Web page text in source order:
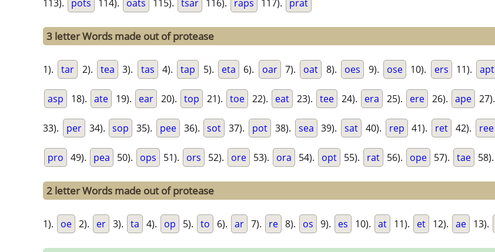
113). pots 114). oats 115). tsar 116). raps 117). prat
3 letter Words made out of protease
1). tar 2). tea 3). tas 4). tap 5). eta 6). oar 7). oat 8). oes 9). ose 10). ers 11). apt
asp 18). ate 19). ear 20). top 21). toe 22). eat 23). tee 24). era 25). ere 26). ape 27).
33). per 34). sop 35). pee 36). sot 37). pot 38). sea 39). sat 40). rep 41). ret 42). ree
pro 49). pea 50). ops 51). ors 52). ore 53). ora 54). opt 55). rat 56). ope 57). tae 58).
2 letter Words made out of protease
1). oe 2). er 3). ta 4). op 5). to 6). ar 7). re 8). os 9). es 10). at 11). et 12). ae 13).